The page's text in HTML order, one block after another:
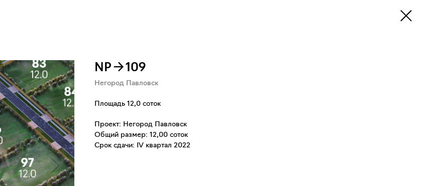
NP→109
Негород Павловск
Площадь 12,0 соток
Проект: Негород Павловск
Общий размер: 12,00 соток
Срок сдачи: IV квартал 2022